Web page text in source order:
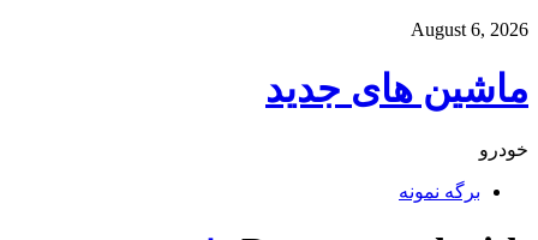
August 6, 2026
ماشین های جدید
خودرو
برگه نمونه